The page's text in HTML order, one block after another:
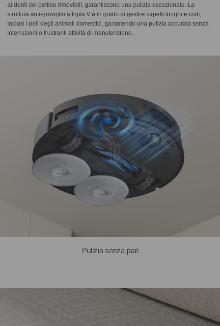
ai denti del pettine rimovibili, garantiscono una pulizia eccezionale. La
struttura anti-groviglio a tripla V è in grado di gestire capelli lunghi e corti,
inclusi i peli degli animali domestici, garantendo una pulizia accurata senza
interruzioni o frustranti attività di manutenzione.
Pulizia senza pari